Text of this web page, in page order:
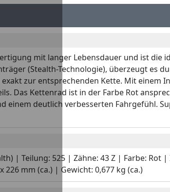
mit langer Lebensdauer und ist die
(Stealth-Technologie), überzeugt es
zur entsprechenden Kette. Mit einem
Das Kettenrad ist in der Farbe Rot
deutlich verbesserten Fahrgefühl.
| Teilung: 525 | Zähne: 43 Z | Farbe:
226 mm (ca.) | Gewicht: 0,677 kg (ca.)